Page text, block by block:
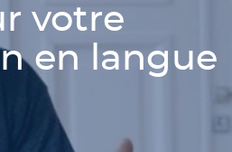
votre
en langue